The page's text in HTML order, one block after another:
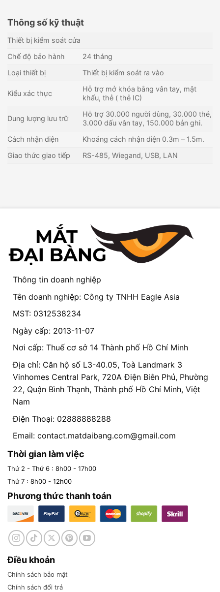
Thông số kỹ thuật
Thiết bị kiểm soát cửa
Chế độ bảo hành
24 tháng
Loại thiết bị
Thiết bị kiểm soát ra vào
Kiểu xác thực
Hỗ trợ mở khóa bằng vân tay, mật
khẩu, thẻ ( thẻ IC)
Dung lượng lưu trữ
Hỗ trợ 30.000 người dùng, 30.000 thẻ,
3.000 dấu vân tay, 150.000 bản ghi.
Cách nhận diện
Khoảng cách nhận diện 0.3m – 1.5m.
Giao thức giao tiếp
RS-485, Wiegand, USB, LAN
Thông tin doanh nghiệp
Tên doanh nghiệp: Công ty TNHH Eagle Asia
MST: 0312538234
Ngày cấp: 2013-11-07
Nơi cấp: Thuế cơ sở 14 Thành phố Hồ Chí Minh
Địa chỉ: Căn hộ số L3-40.05, Toà Landmark 3
Vinhomes Central Park, 720A Điện Biên Phủ, Phường
22, Quận Bình Thạnh, Thành phố Hồ Chí Minh, Việt
Nam
Điện Thoại: 02888888288
Email: contact.matdaibang.com@gmail.com
Thời gian làm việc
Thứ 2 - Thứ 6 : 8h00 - 17h00
Thứ 7 : 8h00 - 12h00
Phương thức thanh toán
Điều khoản
Chính sách bảo mật
Chính sách đổi trả